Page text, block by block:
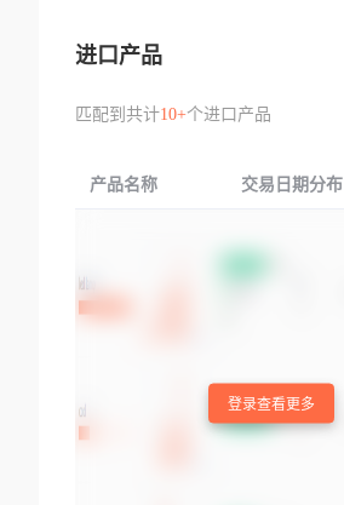
进口产品
匹配到共计10+个进口产品
产品名称 交易日期分布
登录查看更多